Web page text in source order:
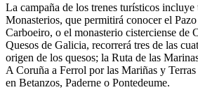
La campaña de los trenes turísticos
Monasterios, que permitirá conocer el
Carboeiro, o el monasterio cisterciense de
Quesos de Galicia, recorrerá tres de las
origen de los quesos; la Ruta de las
A Coruña a Ferrol por las Mariñas y
en Betanzos, Paderne o Pontedeume.